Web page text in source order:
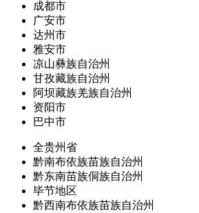
成都市
广安市
达州市
雅安市
凉山彝族自治州
甘孜藏族自治州
阿坝藏族羌族自治州
资阳市
巴中市
全贵州省
黔南布依族苗族自治州
黔东南苗族侗族自治州
毕节地区
黔西南布依族苗族自治州